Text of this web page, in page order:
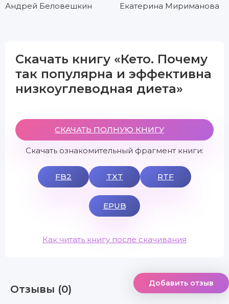
Андрей Беловешкин
Екатерина Мириманова
Скачать книгу «Кето. Почему
так популярна и эффективна
низкоуглеводная диета»
СКАЧАТЬ ПОЛНУЮ КНИГУ
Скачать ознакомительный фрагмент книги:
FB2 TXT RTF
EPUB
Как читать книгу после скачивания
Отзывы (0) Добавить отзыв